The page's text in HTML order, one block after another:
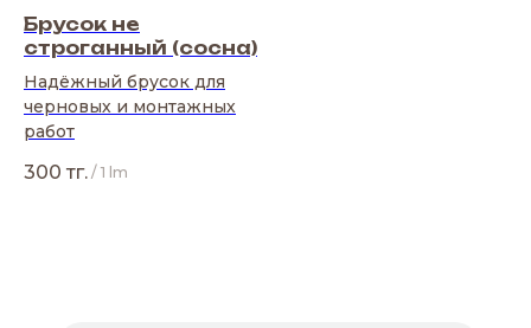
Брусок не
строганный (сосна)
Надёжный брусок для
черновых и монтажных
работ
300 тг. / 1 lm